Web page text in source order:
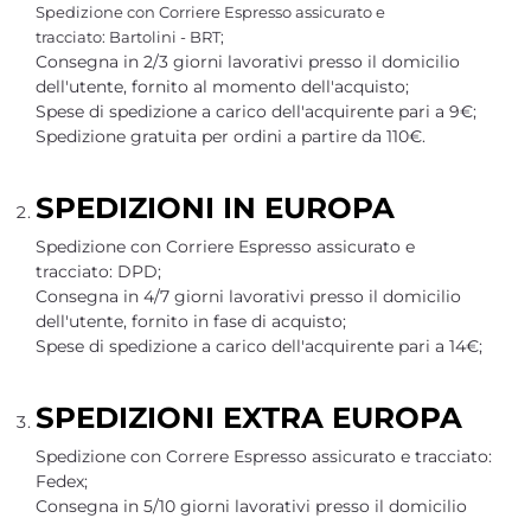
Spedizione con Corriere Espresso assicurato e
tracciato: Bartolini - BRT;
Consegna in 2/3 giorni lavorativi presso il domicilio
dell'utente, fornito al momento dell'acquisto;
Spese di spedizione a carico dell'acquirente pari a 9€;
Spedizione gratuita per ordini a partire da 110€.
SPEDIZIONI IN EUROPA
Spedizione con Corriere Espresso assicurato e
tracciato: DPD;
Consegna in 4/7 giorni lavorativi presso il domicilio
dell'utente, fornito in fase di acquisto;
Spese di spedizione a carico dell'acquirente pari a 14€;
SPEDIZIONI EXTRA EUROPA
Spedizione con Correre Espresso assicurato e tracciato:
Fedex;
Consegna in 5/10 giorni lavorativi presso il domicilio